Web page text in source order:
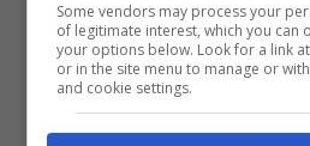
Il prezzo è di450 euro a
affare!
Some vendors may process your
of legitimate interest, which you can
your options below. Look for a link
or in the site menu to manage or
and cookie settings.